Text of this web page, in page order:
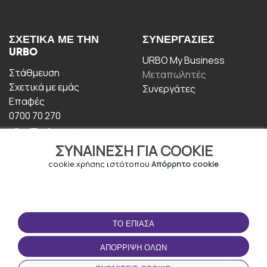
ΣΥΝΑΊΝΕΣΗ ΓΙΑ COOKIE
cookie χρήσης ιστότοπου Απόρρητο cookie
ΤΟ ΈΠΙΑΣΑ
ΑΠΌΡΡΙΨΗ ΌΛΩΝ
ΣΧΕΤΙΚΆ ΜΕ ΤΗΝ
URBO
Στάθμευση
Σχετικά με εμάς
Επαφές
0700 70 270
ΣΥΝΕΡΓΑΣΊΕΣ
URBO My Business
Μεταπωλητές
Συνεργάτες
ΟΡΟΙ ΧΡΉΣΗΣ
Οροι και Προϋποθέσεις
Πολιτική απορρήτου
ΚΑΤΕΒΆΣΤΕ ΤΗΝ
ΕΦΑΡΜΟΓΉ